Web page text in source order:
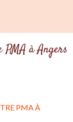
PMA à Angers
PMA À